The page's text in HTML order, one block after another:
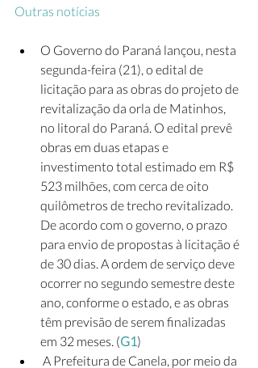
Outras notícias
O Governo do Paraná lançou, nesta
segunda-feira (21), o edital de
licitação para as obras do projeto de
revitalização da orla de Matinhos,
no litoral do Paraná. O edital prevê
obras em duas etapas e
investimento total estimado em R$
523 milhões, com cerca de oito
quilômetros de trecho revitalizado.
De acordo com o governo, o prazo
para envio de propostas à licitação é
de 30 dias. A ordem de serviço deve
ocorrer no segundo semestre deste
ano, conforme o estado, e as obras
têm previsão de serem finalizadas
em 32 meses. (G1)